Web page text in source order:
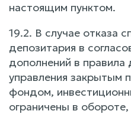
настоящим пунктом.
19.2. В случае отказа
депозитария в
дополнений в правила
управления закрытым
фондом,
ограничены в